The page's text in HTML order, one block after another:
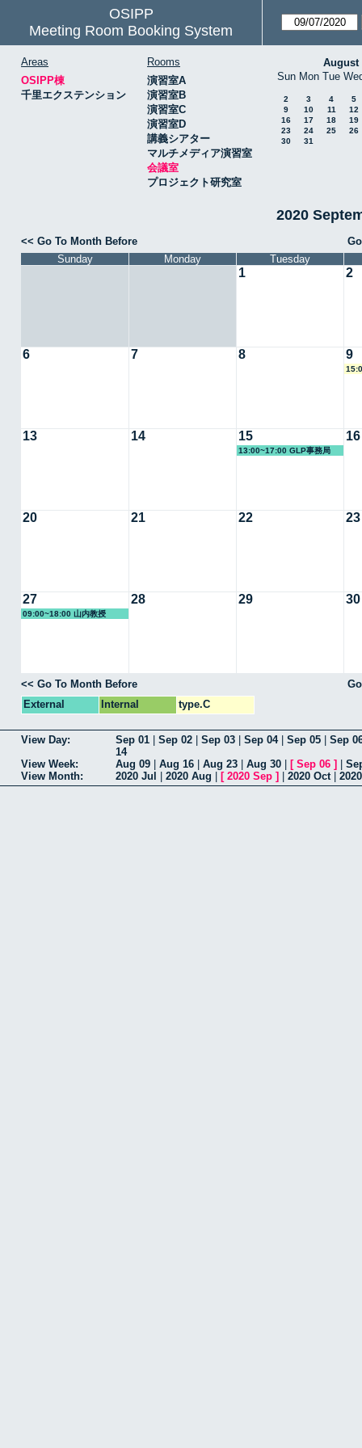
OSIPP
Meeting Room Booking System
Areas
OSIPP棟
千里エクステンション
Rooms
演習室A
演習室B
演習室C
演習室D
講義シアター
マルチメディア演習室
会議室
プロジェクト研究室
August
Sun Mon Tue
2 3 4
5
9
10 11
12
16
17 18
19
23
24 25
26
30
31
2020
<< Go To Month Before
Sunday
Monday Tuesday
1 2
6 7 8 9
13 14 15
13:00~17:00 GLP事務局
16
20 21 22 23
27
09:00~18:00 山内教授
28 29 30
<< Go To Month Before
External
Internal type.C
View Day: Sep 01 Sep 02 Sep 03 Sep 04| Sep 05
Sep
14
View Week:
Aug 09 Aug 16 Aug 23 Aug 30 [ Sep 06 ]
View Month:
2020 Jul 2020 Aug [ 2020 Sep ] 2020 Oct